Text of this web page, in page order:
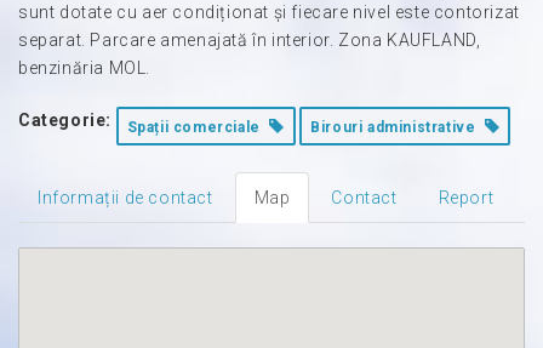
sunt dotate cu aer condiționat și fiecare nivel este contorizat
separat. Parcare amenajată în interior. Zona KAUFLAND,
benzinăria MOL.
Categorie: Spații comerciale Birouri administrative
Informații de contact Map Contact Report